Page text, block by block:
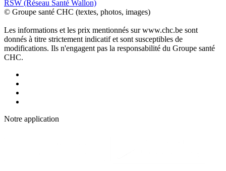
RSW (Réseau Santé Wallon)
© Groupe santé CHC (textes, photos, images)
Les informations et les prix mentionnés sur www.chc.be sont
donnés à titre strictement indicatif et sont susceptibles de
modifications. Ils n'engagent pas la responsabilité du Groupe santé
CHC.
Notre application